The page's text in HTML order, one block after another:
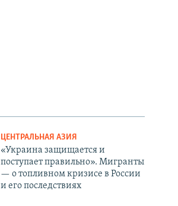
ЦЕНТРАЛЬНАЯ АЗИЯ
«Украина защищается и
поступает правильно». Мигранты
— о топливном кризисе в России
и его последствиях